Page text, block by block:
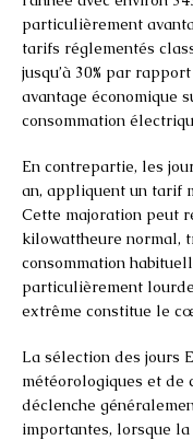
particulièrement
tarifs réglementés
jusqu’à 30% par
avantage économique
consommation
En contrepartie, les
an, appliquent un tarif
Cette majoration peut
kilowattheure normal,
consommation
particulièrement
extrême constitue le
La sélection des jours
météorologiques et de
déclenche
importantes, lorsque